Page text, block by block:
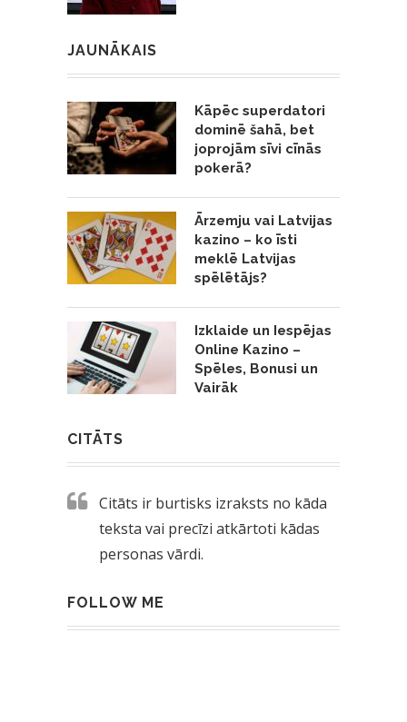
JAUNĀKAIS
Kāpēc superdatori
dominē šahā, bet
joprojām sīvi cīnās
pokerā?
Ārzemju vai Latvijas
kazino – ko īsti
meklē Latvijas
spēlētājs?
Izklaide un Iespējas
Online Kazino –
Spēles, Bonusi un
Vairāk
CITĀTS
Citāts ir burtisks izraksts no kāda
teksta vai precīzi atkārtoti kādas
personas vārdi.
FOLLOW ME